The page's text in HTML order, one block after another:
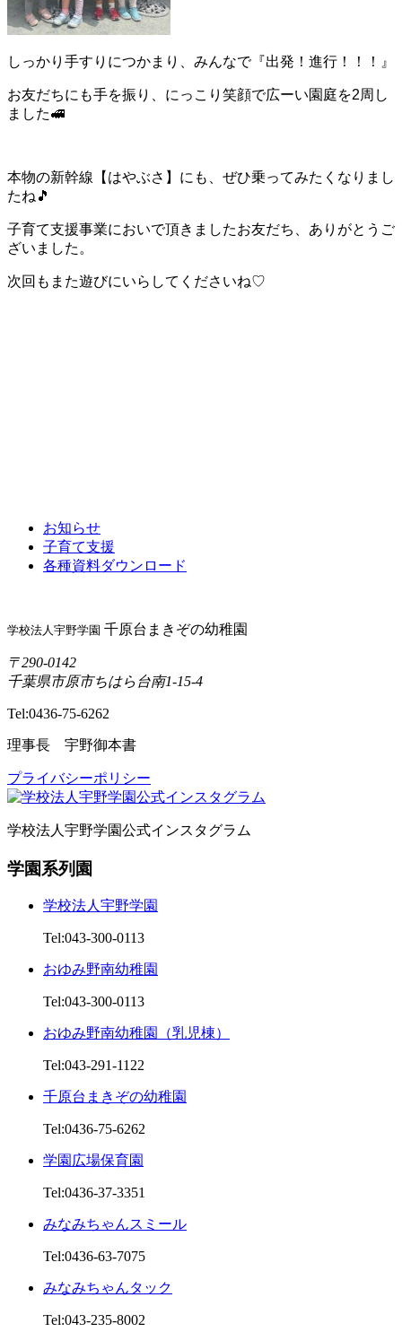
しっかり手すりにつかまり、みんなで『出発！進行！！！』
お友だちにも手を振り、にっこり笑顔で広ーい園庭を2周し
ました🚅
本物の新幹線【はやぶさ】にも、ぜひ乗ってみたくなりまし
たね🎵
子育て支援事業においで頂きましたお友だち、ありがとうご
ざいました。
次回もまた遊びにいらしてくださいね♡
お知らせ
子育て支援
各種資料ダウンロード
学校法人宇野学園 千原台まきぞの幼稚園
〒290-0142
千葉県市原市ちはら台南1-15-4
Tel:0436-75-6262
理事長 宇野御本書
プライバシーポリシー
学校法人宇野学園公式インスタグラム
学園系列園
学校法人宇野学園
Tel:043-300-0113
おゆみ野南幼稚園
Tel:043-300-0113
おゆみ野南幼稚園（乳児棟）
Tel:043-291-1122
千原台まきぞの幼稚園
Tel:0436-75-6262
学園広場保育園
Tel:0436-37-3351
みなみちゃんスミール
Tel:0436-63-7075
みなみちゃんタック
Tel:043-235-8002